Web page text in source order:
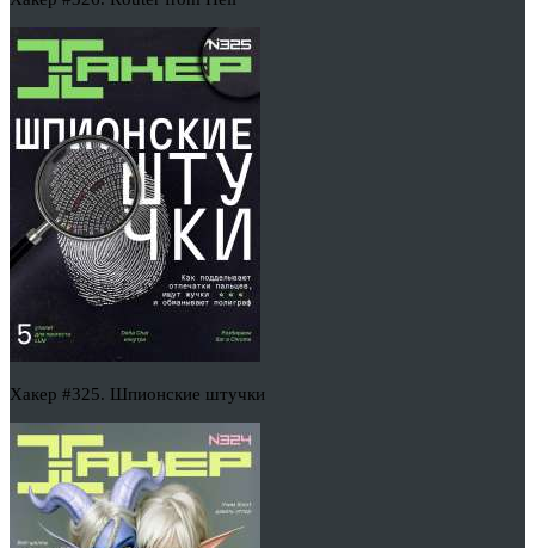
Хакер #325. Шпионские штучки